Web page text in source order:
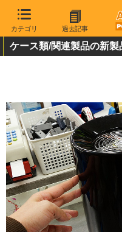
カテゴリ 過去記事
ケース類/関連製品の新